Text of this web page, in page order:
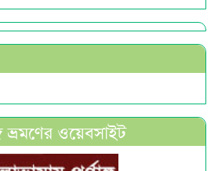
ভ্রমণের ওয়েবসাইট